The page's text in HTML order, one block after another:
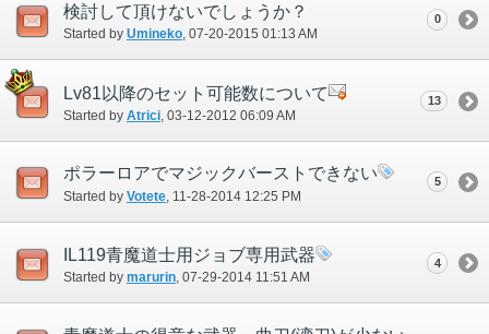
検討して頂けないでしょうか？
Started by Umineko‎, 07-20-2015 01:13 AM
0
Lv81以降のセット可能数について
Started by Atrici ‎, 03-12-2012 06:09 AM
13
ポラーロアでマジックバーストできない
Started by Votete‎, 11-28-2014 12:25 PM
5
IL119青魔道士用ジョブ専用武器
Started by marurin‎, 07-29-2014 11:51 AM
4